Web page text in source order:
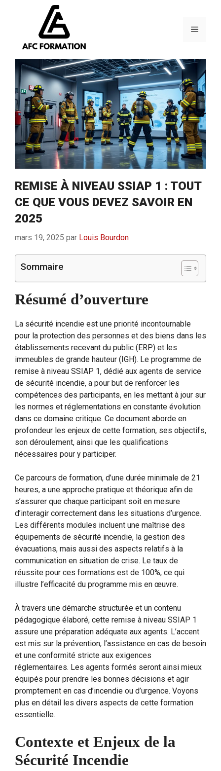
Menu
REMISE À NIVEAU SSIAP 1 : TOUT
CE QUE VOUS DEVEZ SAVOIR EN
2025
mars 19, 2025 par Louis Bourdon
Sommaire
Résumé d’ouverture
La sécurité incendie est une priorité incontournable
pour la protection des personnes et des biens dans les
établissements recevant du public (ERP) et les
immeubles de grande hauteur (IGH). Le programme de
remise à niveau SSIAP 1, dédié aux agents de service
de sécurité incendie, a pour but de renforcer les
compétences des participants, en les mettant à jour sur
les normes et réglementations en constante évolution
dans ce domaine critique. Ce document aborde en
profondeur les enjeux de cette formation, ses objectifs,
son déroulement, ainsi que les qualifications
nécessaires pour y participer.
Ce parcours de formation, d’une durée minimale de 21
heures, a une approche pratique et théorique afin de
s’assurer que chaque participant soit en mesure
d’interagir correctement dans les situations d’urgence.
Les différents modules incluent une maîtrise des
équipements de sécurité incendie, la gestion des
évacuations, mais aussi des aspects relatifs à la
communication en situation de crise. Le taux de
réussite pour ces formations est de 100%, ce qui
illustre l’efficacité du programme mis en œuvre.
À travers une démarche structurée et un contenu
pédagogique élaboré, cette remise à niveau SSIAP 1
assure une préparation adéquate aux agents. L’accent
est mis sur la prévention, l’assistance en cas de besoin
et une conformité stricte aux exigences
réglementaires. Les agents formés seront ainsi mieux
équipés pour prendre les bonnes décisions et agir
promptement en cas d’incendie ou d’urgence. Voyons
plus en détail les divers aspects de cette formation
essentielle.
Contexte et Enjeux de la
Sécurité Incendie